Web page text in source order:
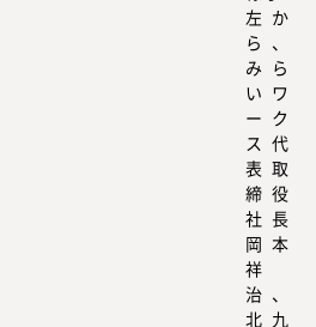
左か
ら、
みら
いワ
ーク
ス 代
表取
締役
社長
岡本
祥
治、
北九